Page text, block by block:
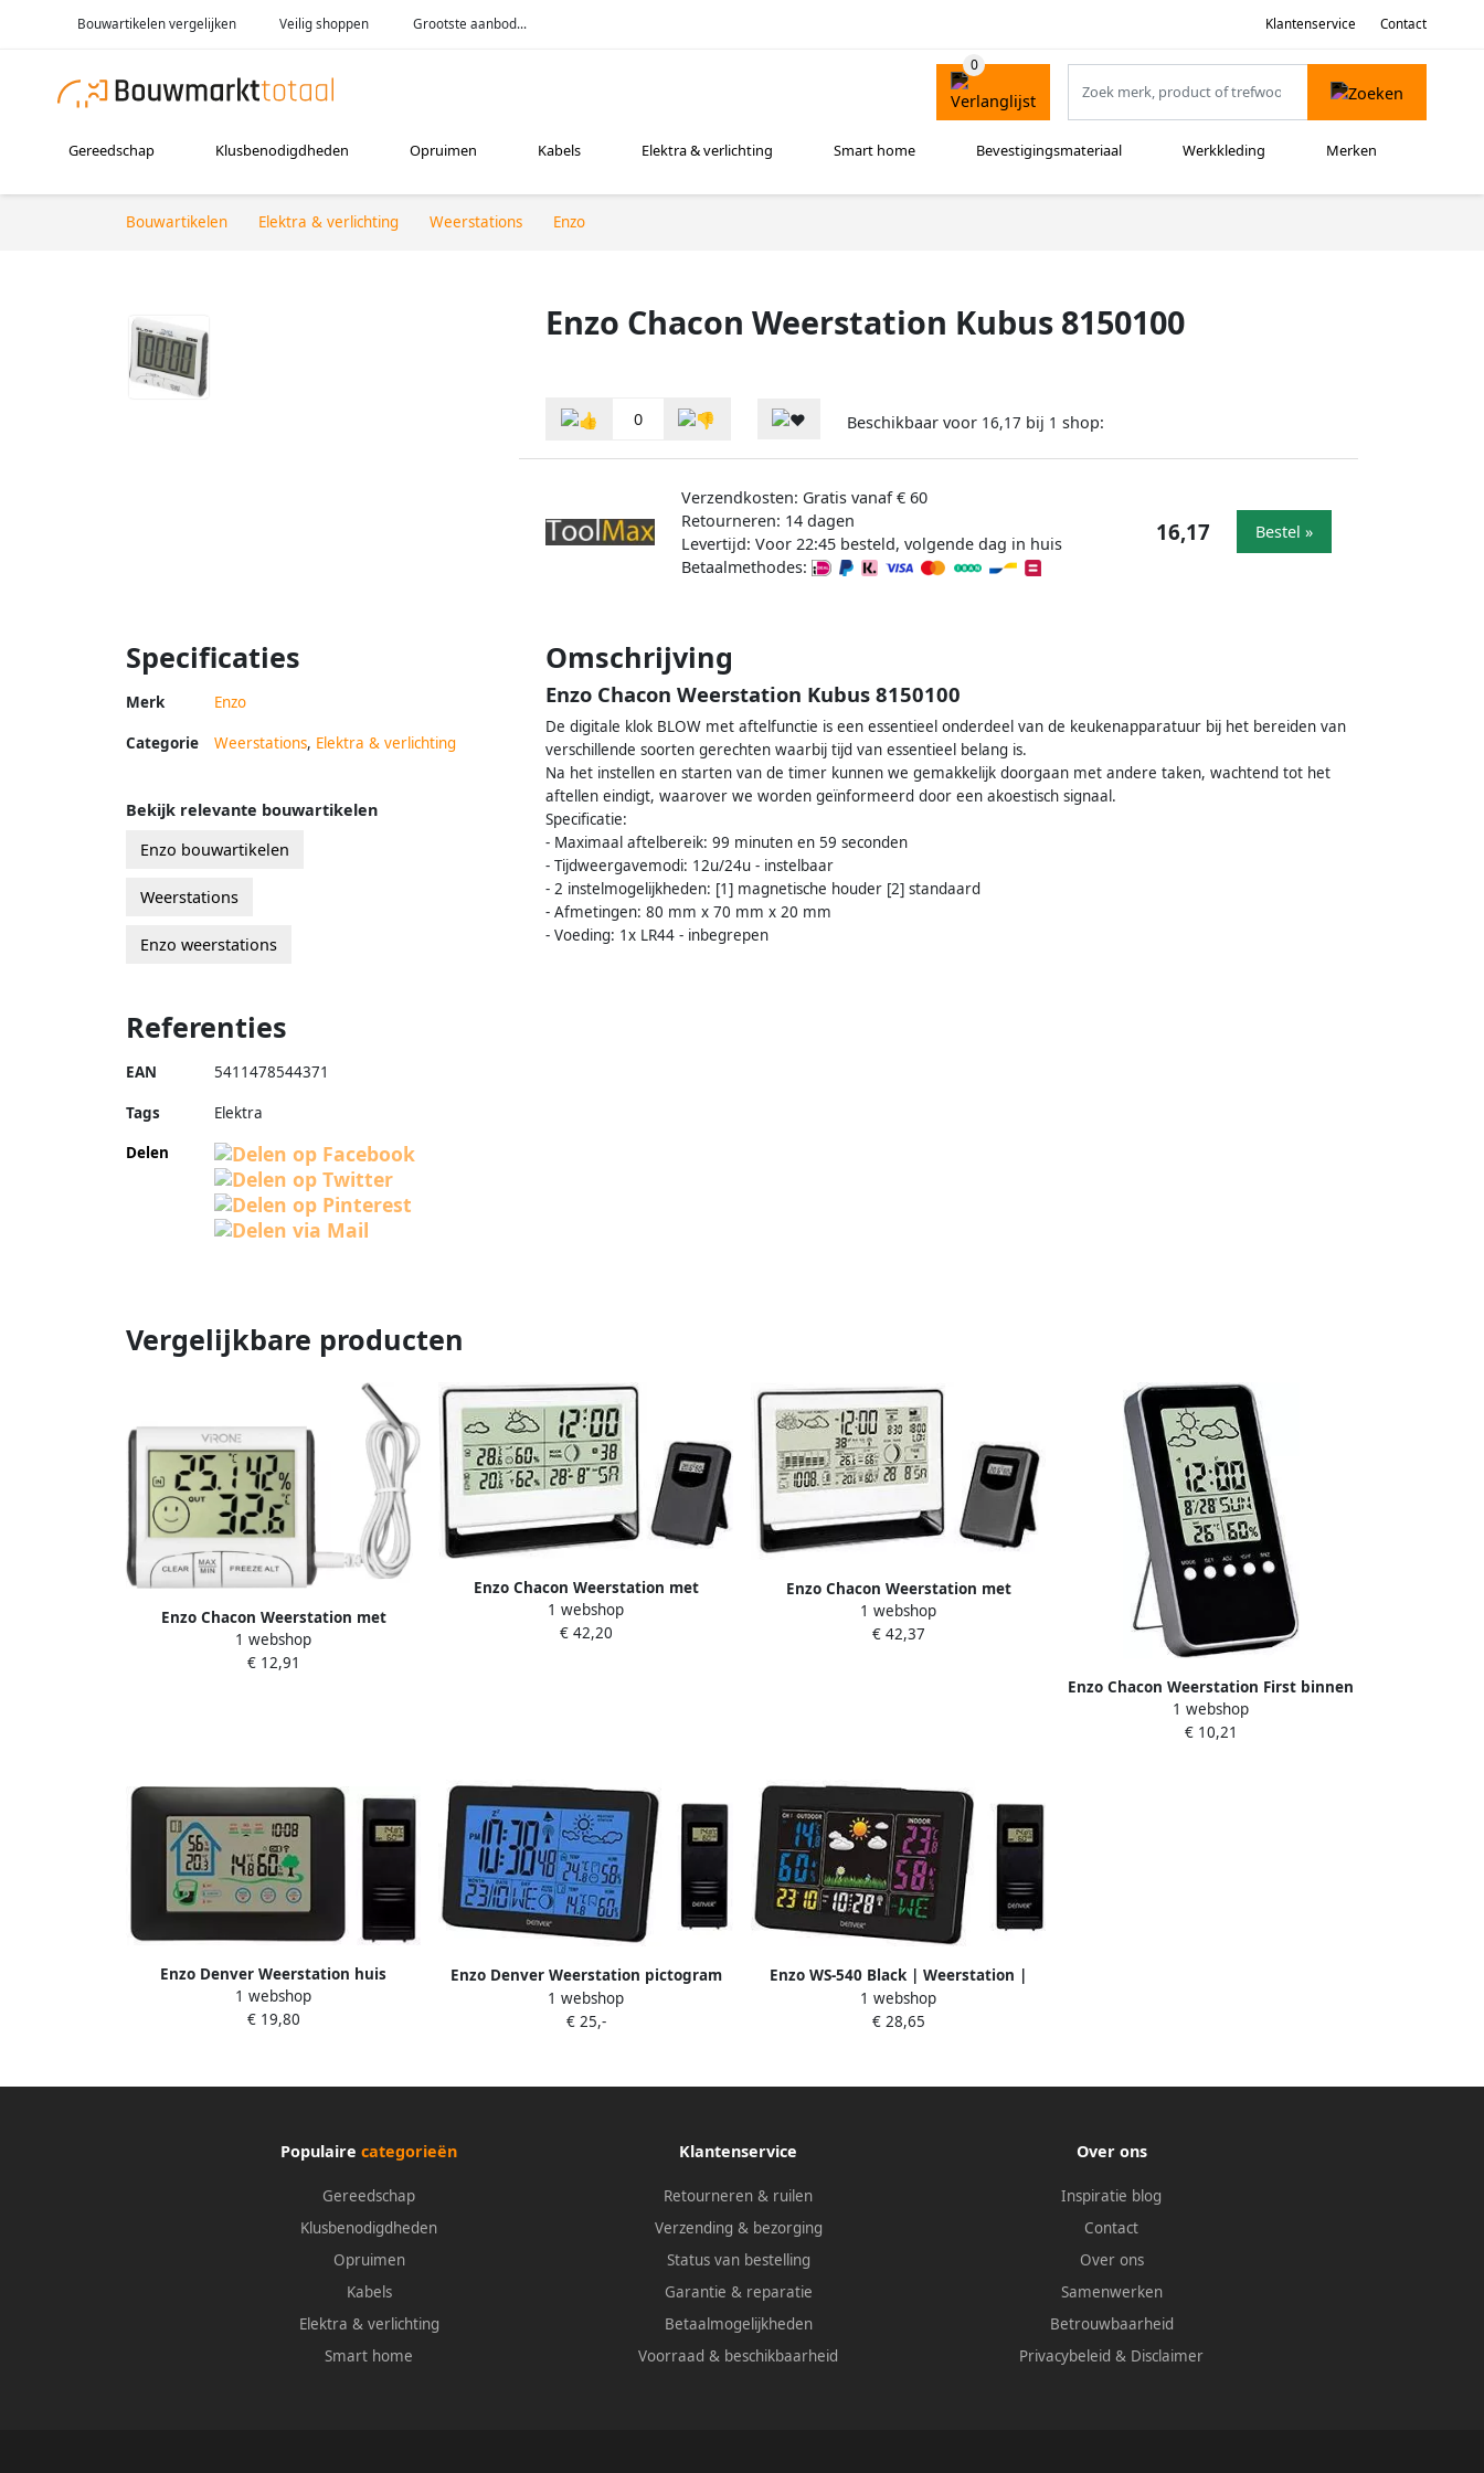
Bouwartikelen vergelijken Veilig shoppen Grootste aanbod... Klantenservice Contact
Gereedschap Klusbenodigdheden Opruimen Kabels Elektra & verlichting Smart home Bevestigingsmateriaal Werkkleding Merken
Bouwartikelen Elektra & verlichting Weerstations Enzo
Enzo Chacon Weerstation Kubus 8150100
0 Beschikbaar voor 16,17 bij 1 shop:
Verzendkosten: Gratis vanaf € 60
Retourneren: 14 dagen
Levertijd: Voor 22:45 besteld, volgende dag in huis
Betaalmethodes:
16,17 Bestel »
Specificaties
Merk Enzo
Categorie Weerstations, Elektra & verlichting
Omschrijving
Enzo Chacon Weerstation Kubus 8150100
De digitale klok BLOW met aftelfunctie is een essentieel onderdeel van de keukenapparatuur bij het bereiden van
verschillende soorten gerechten waarbij tijd van essentieel belang is.
Na het instellen en starten van de timer kunnen we gemakkelijk doorgaan met andere taken, wachtend tot het
aftellen eindigt, waarover we worden geïnformeerd door een akoestisch signaal.
Specificatie:
- Maximaal aftelbereik: 99 minuten en 59 seconden
- Tijdweergavemodi: 12u/24u - instelbaar
- 2 instelmogelijkheden: [1] magnetische houder [2] standaard
- Afmetingen: 80 mm x 70 mm x 20 mm
- Voeding: 1x LR44 - inbegrepen
Bekijk relevante bouwartikelen
Enzo bouwartikelen
Weerstations
Enzo weerstations
Referenties
EAN 5411478544371
Tags
Elektra
Delen
Vergelijkbare producten
Enzo Chacon Weerstation met
draadloze buitensensor+barometer
kleur 8150190
1 webshop
€ 12,91
Enzo Chacon Weerstation met
draadloze buitensensor 8150180
1 webshop
€ 42,20
Enzo Chacon Weerstation met
draadloze buitensensor+barometer
8150185
1 webshop
€ 42,37
Enzo Chacon Weerstation First binnen
8150170
1 webshop
€ 10,21
Enzo Denver Weerstation huis
weergave met draadloze buitensensor
8150200
1 webshop
€ 19,80
Enzo Denver Weerstation pictogram
weergave met draadloze buitensensor
8150210
1 webshop
€ 25,-
Enzo WS-540 Black | Weerstation |
alarmfunctie | kleurenscherm | Zwart
8150220
1 webshop
€ 28,65
Populaire categorieën
Gereedschap
Klusbenodigdheden
Opruimen
Kabels
Elektra & verlichting
Smart home
Klantenservice
Retourneren & ruilen
Verzending & bezorging
Status van bestelling
Garantie & reparatie
Betaalmogelijkheden
Voorraad & beschikbaarheid
Over ons
Inspiratie blog
Contact
Over ons
Samenwerken
Betrouwbaarheid
Privacybeleid & Disclaimer